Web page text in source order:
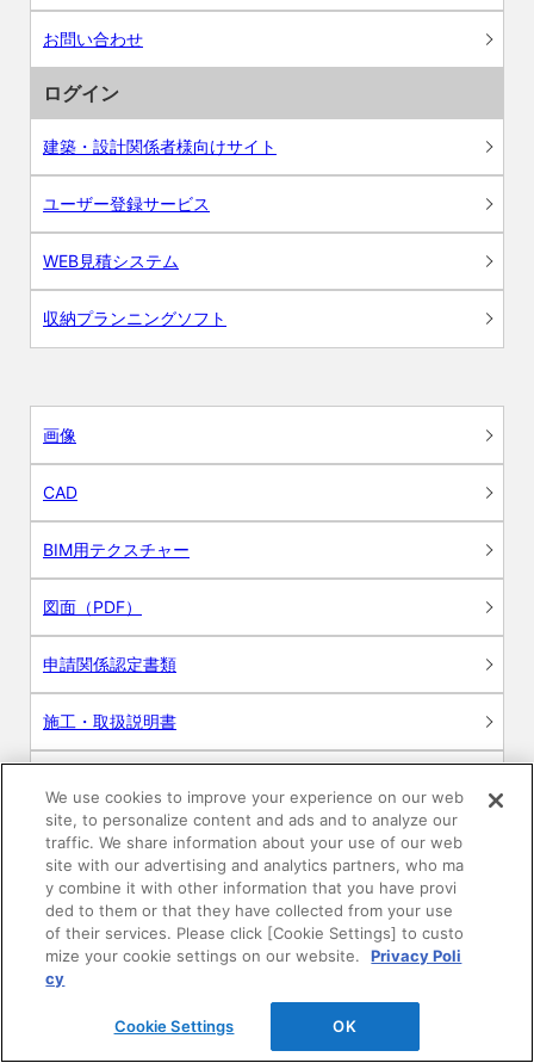
お問い合わせ
ログイン
建築・設計関係者様向けサイト
ユーザー登録サービス
WEB見積システム
収納プランニングソフト
画像
CAD
BIM用テクスチャー
図面（PDF）
申請関係認定書類
施工・取扱説明書
シミュレーションツール
24時間換気システム〈エアスマート〉
簡易設計見積ソフト
R&Dセンター環境測定・分析サービス
We use cookies to improve your experience on our web
site, to personalize content and ads and to analyze our
traffic. We share information about your use of our web
site with our advertising and analytics partners, who ma
y combine it with other information that you have provi
ded to them or that they have collected from your use
of their services. Please click [Cookie Settings] to custo
mize your cookie settings on our website.
Privacy Poli
cy
Cookie Settings OK